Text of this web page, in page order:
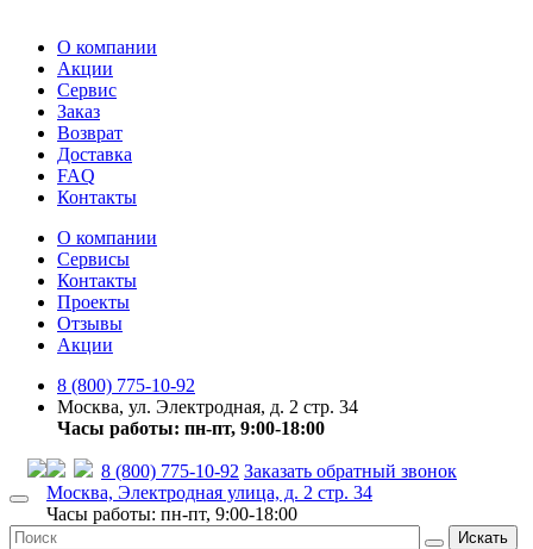
О компании
Акции
Сервис
Заказ
Возврат
Доставка
FAQ
Контакты
О компании
Сервисы
Контакты
Проекты
Отзывы
Акции
8 (800) 775-10-92
Москва, ул. Электродная, д. 2 стр. 34
Часы работы: пн-пт, 9:00-18:00
8 (800) 775-10-92 Заказать обратный звонок
Москва, Электродная улица, д. 2 стр. 34
Часы работы: пн-пт, 9:00-18:00
Искать